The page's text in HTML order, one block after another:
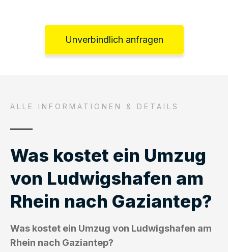
Unverbindlich anfragen
ALLE INFORMATIONEN & DETAILS
Was kostet ein Umzug
von Ludwigshafen am
Rhein nach Gaziantep?
Was kostet ein Umzug von Ludwigshafen am
Rhein nach Gaziantep?